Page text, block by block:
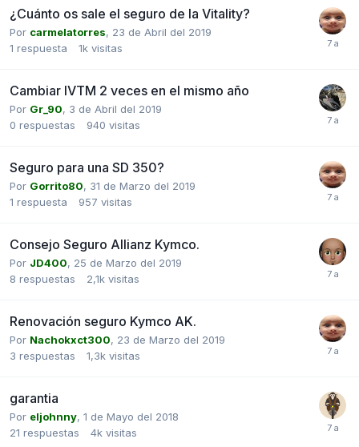
¿Cuánto os sale el seguro de la Vitality?
Por carmelatorres, 23 de Abril del 2019
1 respuesta 1k visitas
Cambiar IVTM 2 veces en el mismo año
Por Gr_90, 3 de Abril del 2019
0 respuestas 940 visitas
Seguro para una SD 350?
Por Gorrito80, 31 de Marzo del 2019
1 respuesta 957 visitas
Consejo Seguro Allianz Kymco.
Por JD400, 25 de Marzo del 2019
8 respuestas 2,1k visitas
Renovación seguro Kymco AK.
Por Nachokxct300, 23 de Marzo del 2019
3 respuestas 1,3k visitas
garantia
Por eljohnny, 1 de Mayo del 2018
21 respuestas 4k visitas